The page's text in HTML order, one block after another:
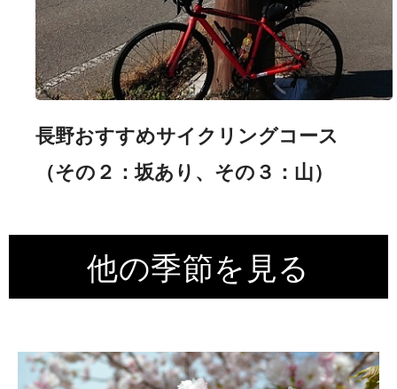
長野おすすめサイクリングコース
（その２：坂あり、その３：山）
他の季節を見る